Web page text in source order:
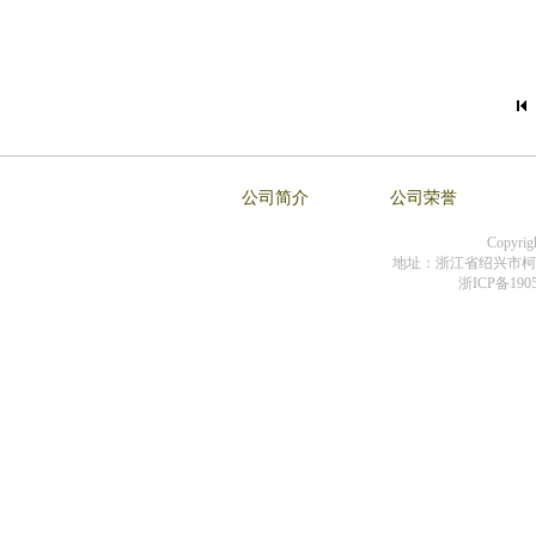
公司简介 公司荣誉
地址：浙江省绍兴市
浙ICP备